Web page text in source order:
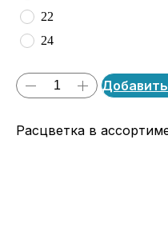
22
24
Расцветка в